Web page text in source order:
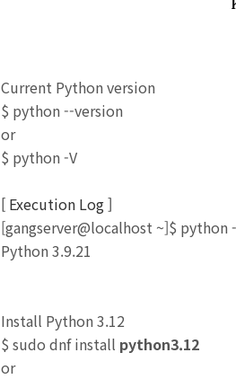
Current Python version
$ python --version
or
$ python -V
[ Execution Log]
[gangserver@localhost ~]$ python
Python 3.9.21
Install Python 3.12
$ sudo dnf install python3.12
or